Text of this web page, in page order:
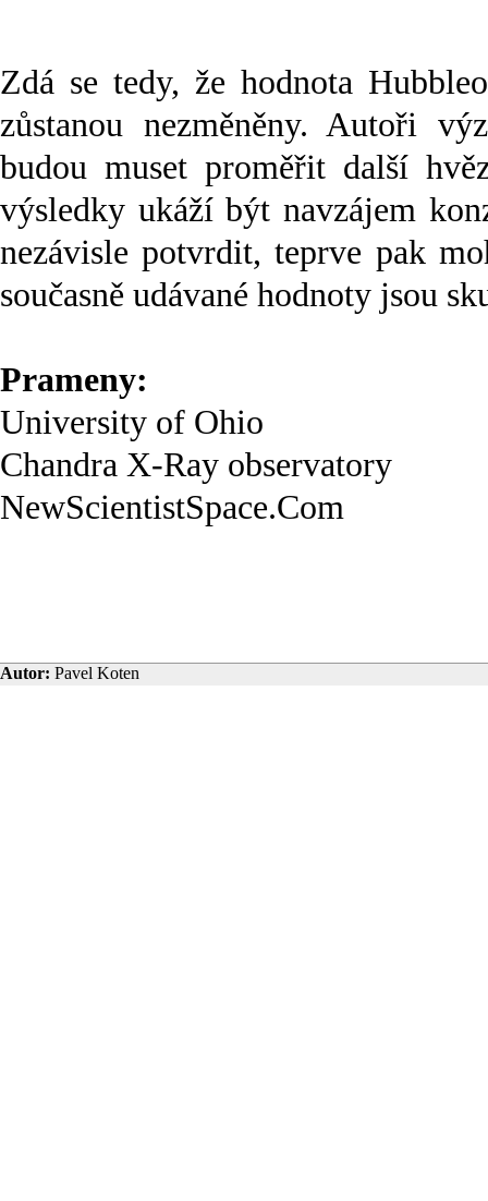
Zdá se tedy, že hodnota
zůstanou nezměněny. Autoři
budou muset proměřit další
výsledky ukáží být navzájem
nezávisle potvrdit, teprve pak
současně udávané hodnoty jsou
Prameny:
University of Ohio
Chandra X-Ray observatory
NewScientistSpace.Com
Autor: Pavel Koten